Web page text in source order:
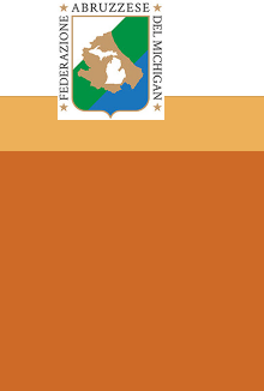
The Federazione Abruzzese
community of Italian Americans